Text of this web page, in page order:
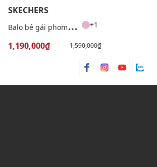
SKECHERS
B
alo bé gái phom chữ nhật Kuromi +1
1,190,000₫ 1,590,000₫